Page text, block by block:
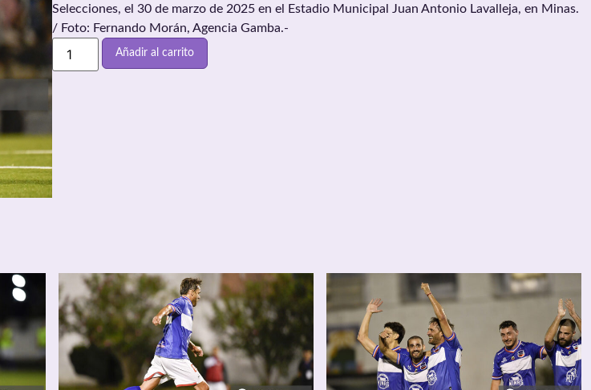
Selecciones, el 30 de marzo de 2025 en el Estadio Municipal Juan Antonio Lavalleja, en Minas.
/ Foto: Fernando Morán, Agencia Gamba.-
Añadir al carrito